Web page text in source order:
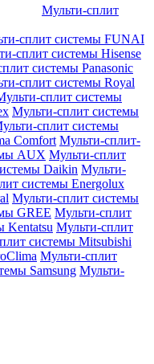
Мульти-сплит
сплит системы FUNAI
сплит системы Hisense
системы Panasonic
сплит системы Royal
сплит системы
Мульти-сплит системы
сплит системы
Comfort Мульти-сплит-
AUX Мульти-сплит
Daikin Мульти-
системы Energolux
Мульти-сплит системы
GREE Мульти-сплит
Kentatsu Мульти-сплит
системы Mitsubishi
Мульти-сплит
Samsung Мульти-